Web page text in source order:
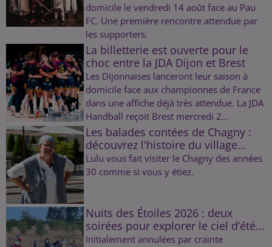
domicile le vendredi 14 août face au Pau
FC. Une première rencontre attendue par
les supporters.
La billetterie est ouverte pour le
choc entre la JDA Dijon et Brest
Les Dijonnaises lanceront leur saison à
domicile face aux championnes de France
dans une affiche déjà très attendue. La JDA
Handball reçoit Brest mercredi 2...
Les balades contées de Chagny :
découvrez l'histoire du village...
Lulu vous fait visiter le Chagny des années
30 comme si vous y étiez.
Nuits des Étoiles 2026 : deux
soirées pour explorer le ciel d’été...
Initialement annulées par crainte